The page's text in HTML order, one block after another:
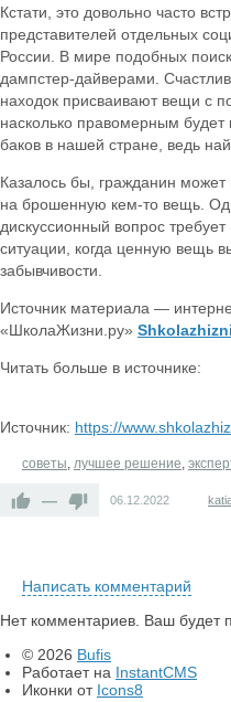
Кстати, это довольно часто
представителей отдельных
России. В мире подобных
дампстер-дайверами.
находок присваивают вещи с
насколько правомерным
баков в нашей стране, ведь
Казалось бы, гражданин может
на брошенную кем-то вещь.
дискуссионный вопрос
ситуации, когда ценную вещь
забывчивости.
Источник материала —
«ШколаЖизни.ру»
Читать больше в источнике:
Источник: https://
советы, лучшее решение,
— 06.12.2022
Написать комментарий
Нет комментариев. Ваш будет
© 2026 Bufis
Работает на InstantCMS
Иконки от Icons8